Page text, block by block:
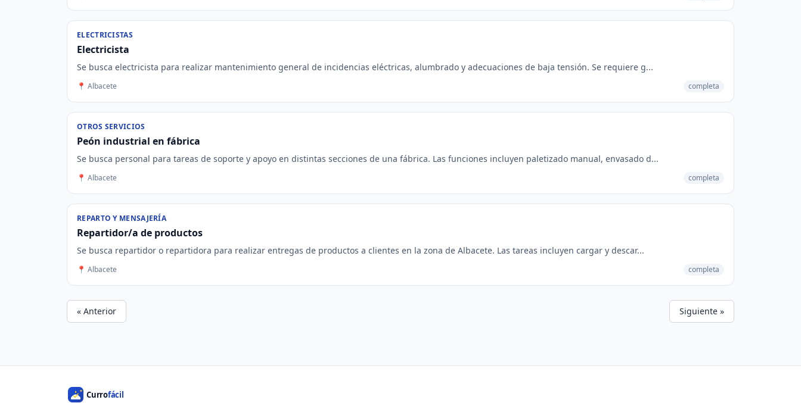
ELECTRICISTAS
Electricista
Se busca electricista para realizar mantenimiento general de incidencias eléctricas, alumbrado y adecuaciones de baja tensión. Se requiere g...
📍 Albacete completa
OTROS SERVICIOS
Peón industrial en fábrica
Se busca personal para tareas de soporte y apoyo en distintas secciones de una fábrica. Las funciones incluyen paletizado manual, envasado d...
📍 Albacete completa
REPARTO Y MENSAJERÍA
Repartidor/a de productos
Se busca repartidor o repartidora para realizar entregas de productos a clientes en la zona de Albacete. Las tareas incluyen cargar y descar...
📍 Albacete completa
« Anterior Siguiente »